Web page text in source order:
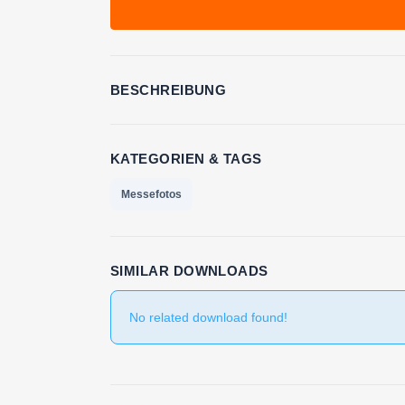
BESCHREIBUNG
KATEGORIEN & TAGS
Messefotos
SIMILAR DOWNLOADS
No related download found!